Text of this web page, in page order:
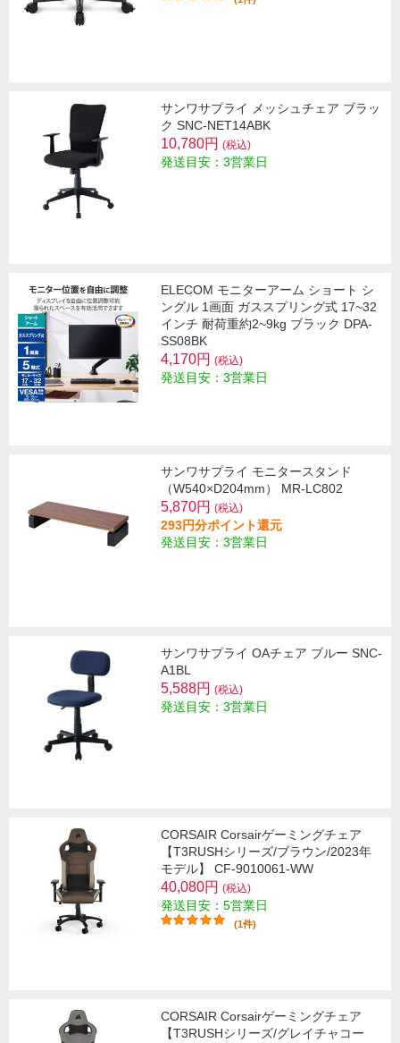
サンワサプライ メッシュチェア ブラッ
ク SNC-NET14ABK
10,780円 (税込)
発送目安：3営業日
ELECOM モニターアーム ショート シ
ングル 1画面 ガススプリング式 17~32
インチ 耐荷重約2~9kg ブラック DPA-
SS08BK
4,170円 (税込)
発送目安：3営業日
サンワサプライ モニタースタンド
（W540×D204mm） MR-LC802
5,870円 (税込)
293円分ポイント還元
発送目安：3営業日
サンワサプライ OAチェア ブルー SNC-
A1BL
5,588円 (税込)
発送目安：3営業日
CORSAIR Corsairゲーミングチェア
【T3RUSHシリーズ/ブラウン/2023年
モデル】 CF-9010061-WW
40,080円 (税込)
発送目安：5営業日
(1件)
CORSAIR Corsairゲーミングチェア
【T3RUSHシリーズ/グレイチャコー